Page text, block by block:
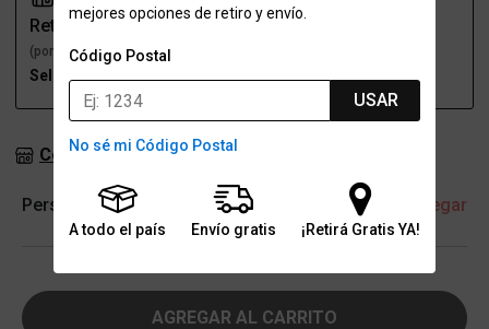
mejores opciones de retiro y envío.
Código Postal
USAR
No sé mi Código Postal
A todo el país Envío gratis ¡Retirá Gratis YA!
Retiro
(por una sucursal)
Seleccioná talle
Envío
Seleccioná talle
Consultar stock en sucursales
Personalización + Agregar
AGREGAR AL CARRITO